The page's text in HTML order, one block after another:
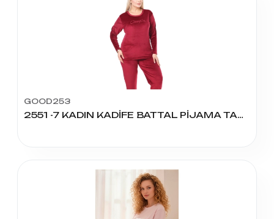
GOOD253
2551 -7 KADIN KADİFE BATTAL PİJAMA TAKIM